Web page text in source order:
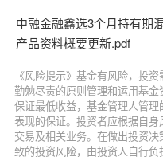
中融金融鑫选3个月持有期
产品资料概要更新.pdf
《风险提示》基金有风险，投
勤勉尽责的原则管理和运用基
保证最低收益，基金管理人管
表现的保证。投资者应根据自
交易及相关业务。在做出投资决
致的投资风险，由投资人自行